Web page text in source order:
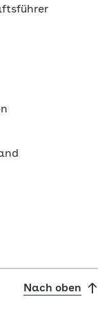
Nach oben